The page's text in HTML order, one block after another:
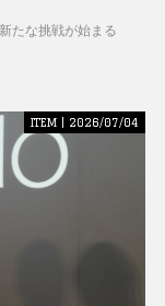
たな挑戦が始まる
ITEM | 2026/07/04